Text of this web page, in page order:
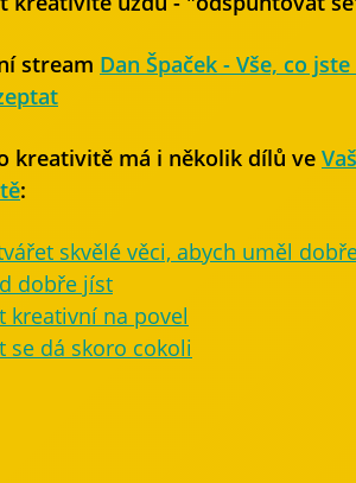
stream Dan Špaček - Vše, co
kreativitě má i několik dílů ve
:
skvělé věci, abych uměl
dobře jíst
kreativní na povel
se dá skoro cokoli